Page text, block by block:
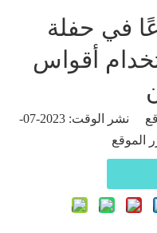
في حفلة
أقواس
الكاتب:محرر الموقع نشر الوقت: 2023-07-
الموقع